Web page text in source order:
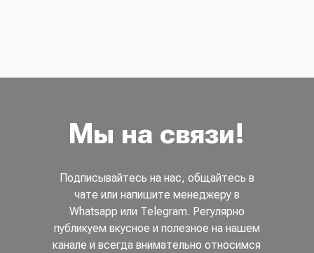
Мы на связи!
Подписывайтесь на нас, общайтесь в
чате или напишите менеджеру в
Whatsapp или Telegram. Регулярно
публикуем вкусное и полезное на нашем
канале и всегда внимательно относимся